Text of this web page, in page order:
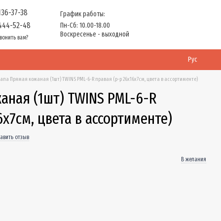
37-38
52-48
вам?
График работы:
Пн-Сб: 10.00-18.00
Воскресенье - выходной
Рус
Прямая кожаная (1шт) TWINS PML-6-R правая (р-р 26x16x7см, цвета в ассортименте)
(1шт) TWINS PML-6-R
цвета в ассортименте)
отзыв
В желания